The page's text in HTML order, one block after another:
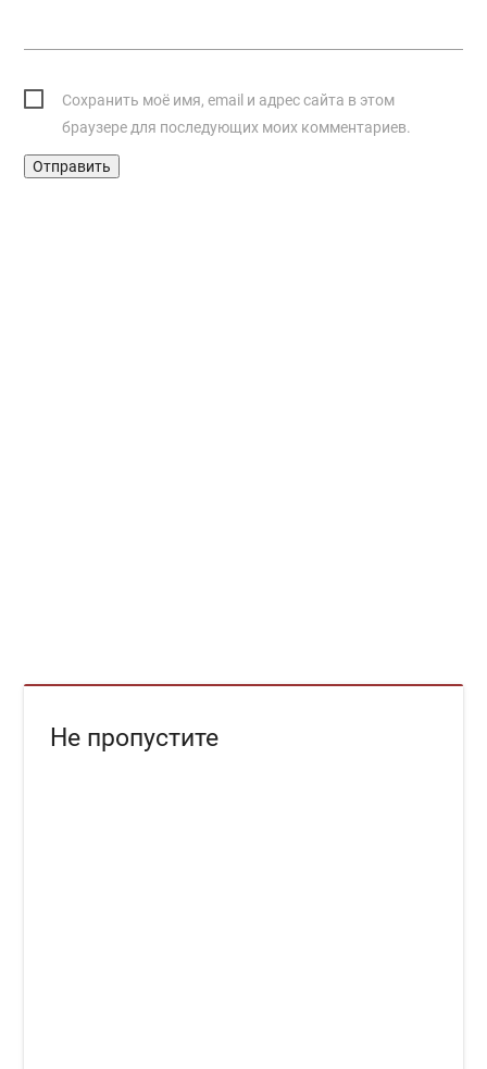
Сохранить моё имя, email и адрес сайта в этом
браузере для последующих моих комментариев.
Не пропустите